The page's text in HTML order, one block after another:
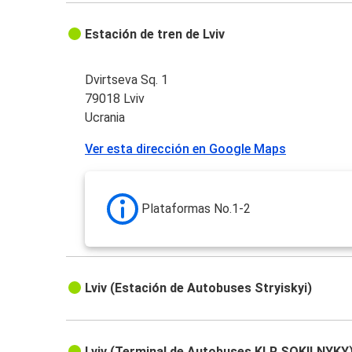
Estación de tren de Lviv
Dvirtseva Sq. 1
79018 Lviv
Ucrania
Ver esta dirección en Google Maps
Plataformas No.1-2
Lviv (Estación de Autobuses Stryiskyi)